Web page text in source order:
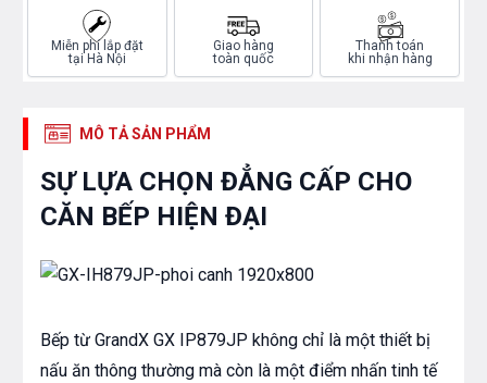
Miễn phí lắp đặt
tại Hà Nội
Giao hàng
toàn quốc
Thanh toán
khi nhận hàng
MÔ TẢ SẢN PHẨM
SỰ LỰA CHỌN ĐẲNG CẤP CHO
CĂN BẾP HIỆN ĐẠI
Bếp từ GrandX GX IP879JP không chỉ là một thiết bị
nấu ăn thông thường mà còn là một điểm nhấn tinh tế